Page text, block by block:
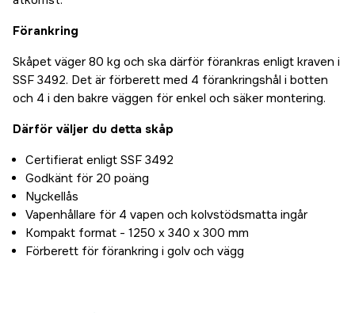
Förankring
Skåpet väger 80 kg och ska därför förankras enligt kraven i
SSF 3492. Det är förberett med 4 förankringshål i botten
och 4 i den bakre väggen för enkel och säker montering.
Därför väljer du detta skåp
Certifierat enligt SSF 3492
Godkänt för 20 poäng
Nyckellås
Vapenhållare för 4 vapen och kolvstödsmatta ingår
Kompakt format - 1250 x 340 x 300 mm
Förberett för förankring i golv och vägg